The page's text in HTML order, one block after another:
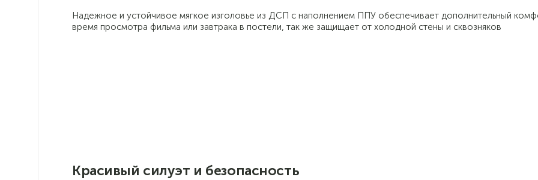
Надежное и устойчивое мягкое изголовье из ДСП с наполнением ППУ обеспечивает дополнительный
время просмотра фильма или завтрака в постели, так же защищает от холодной стены и сквозняков
Красивый силуэт и безопасность